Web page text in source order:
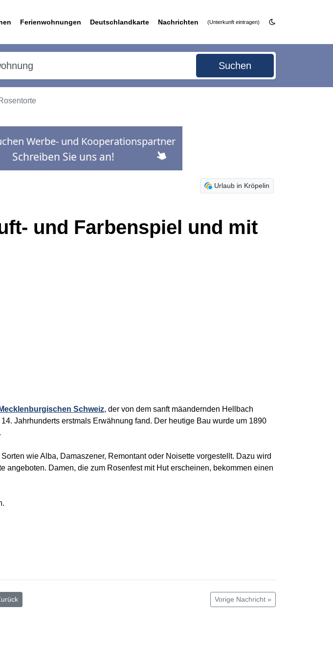
Ferienwohnungen Deutschlandkarte Nachrichten (Unterkunft eintragen)
Suchen
Urlaub in Kröpelin
und Farbenspiel und mit
Schweiz, der von dem sanft mäandernden Hellbach
Jahrhunderts erstmals Erwähnung fand. Der heutige Bau wurde um 1890
wie Alba, Damaszener, Remontant oder Noisette vorgestellt. Dazu wird
Damen, die zum Rosenfest mit Hut erscheinen, bekommen einen
Vorige Nachricht »